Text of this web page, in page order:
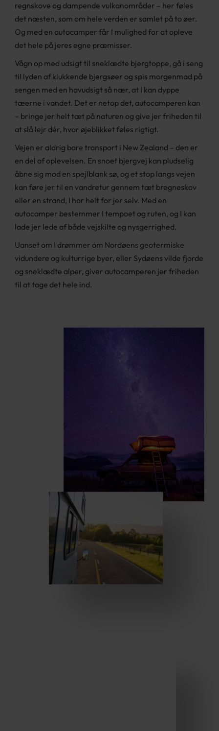
regnskove og dampende vulkanområder – her føles
det næsten, som om hele verden er samlet på to øer.
Og med en autocamper får I mulighed for at opleve
det hele på jeres egne præmisser.
Vågn op med udsigt til sneklædte bjergtoppe, gå i seng
til lyden af klukkende bjergsøer og spis morgenmad på
sengen med en havudsigt så nær, at I kan dyppe
tæerne i vandet. Det er netop det, autocamperen kan
– bringe jer helt tæt på naturen og give jer friheden til
at slå lejr dér, hvor øjeblikket føles rigtigt.
Vejen er aldrig bare transport i New Zealand – den er
en del af oplevelsen. En snoet bjergvej kan pludselig
åbne sig mod en spejlblank sø, og et stop langs vejen
kan føre jer til en vandretur gennem tæt bregneskov
eller en strand, I har helt for jer selv. Med en
autocamper bestemmer I tempoet og ruten, og I kan
lade jer lede af både vejskilte og nysgerrighed.
Uanset om I drømmer om Nordøens geotermiske
vidundere og kulturrige byer, eller Sydøens vilde fjorde
og sneklædte alper, giver autocamperen jer friheden
til at tage det hele ind.